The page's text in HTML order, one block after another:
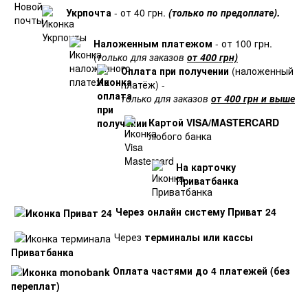
Укрпочта - от 40 грн. (только по предоплате).
Наложенным платежом - от 100 грн.
(только для заказов от 400 грн)
Оплата при получении (наложенный
платёж) -
только для заказов от 400 грн и выше
Картой VISA/MASTERCARD
любого банка
На карточку
Приватбанка
Через онлайн систему Приват 24
Через терминалы или кассы
Приватбанка
Оплата частями до 4 платежей (без
переплат)